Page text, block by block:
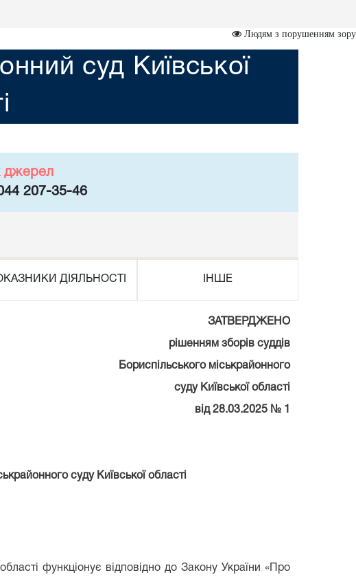
Людям з порушенням зору
суд Київської
джерел
207-35-46
ДІЯЛЬНОСТІ ІНШЕ
ЗАТВЕРДЖЕНО
зборів суддів
міськрайонного
Київської області
від 28.03.2025 № 1
суду Київської області
функціонує відповідно до Закону України «Про